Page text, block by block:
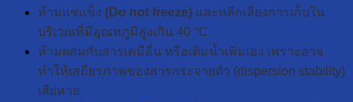
ห้ามแช่แข็ง (Do not freeze) และหลีกเลี่ยงการเก็บใน
บริเวณที่มีอุณหภูมิสูงเกิน 40 °C
ห้ามผสมกับสารเคมีอื่น หรือเติมน้ำเพิ่มเอง เพราะอาจ
ทำให้เสถียรภาพของสารกระจายตัว (dispersion stability)
เสียหาย